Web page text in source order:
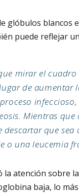
glóbulos blancos
puede reflejar
mirar el
de aumentar
Mientras
que sea
o una leucemia
la atención sobre
baja, lo